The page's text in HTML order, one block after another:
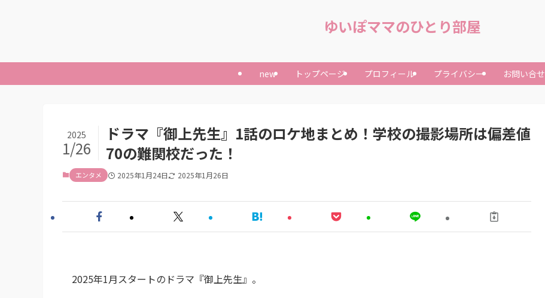
ゆいぽママのひとり部屋
new トップページ プロフィール プライバシー お問い合せ
ドラマ『御上先生』1話のロケ地まとめ！学校の撮影場所は偏差値
70の難関校だった！
2025
1/26
エンタメ 2025年1月24日 2025年1月26日
2025年1月スタートのドラマ『御上先生』。